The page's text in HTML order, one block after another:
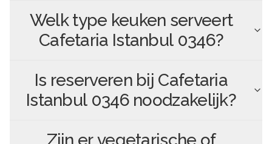
Welk type keuken serveert
Cafetaria Istanbul 0346?
Is reserveren bij Cafetaria
Istanbul 0346noodzakelijk?